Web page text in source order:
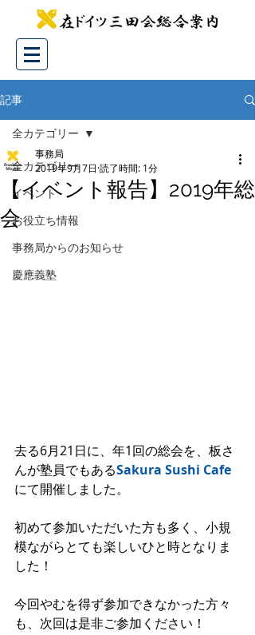
記事
全カテゴリー
イベント
お役立ち情報
事務局からのお知らせ
慶應義塾
全カテゴリー
【イベント報告】2019年総
会
事務局
2019年9月7日 読了時間: 1分
去る6月21日に、年1回の総会を、板さ
んが塾員でもあるSakura Sushi Cafe
にて開催しました。
初めて参加いただいた方も多く、小規
模ながらとても楽しいひと時となりま
した！
今回やむを得ず参加できなかった方々
も、次回は是非ご参加ください！